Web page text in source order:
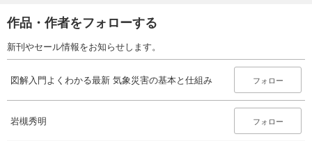
作品・作者をフォローする
新刊やセール情報をお知らせします。
図解入門よくわかる最新 気象災害の基本と仕組み フォロー
岩槻秀明 フォロー